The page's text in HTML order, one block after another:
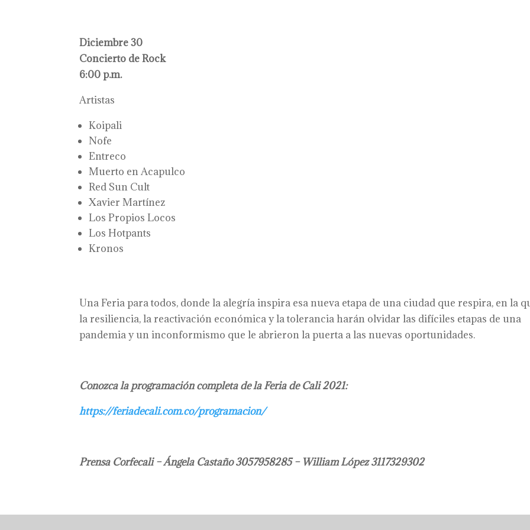
Diciembre 30
Concierto de Rock
6:00 p.m.
Artistas
Koipali
Nofe
Entreco
Muerto en Acapulco
Red Sun Cult
Xavier Martínez
Los Propios Locos
Los Hotpants
Kronos
Una Feria para todos, donde la alegría inspira esa nueva etapa de una ciudad que respira, en la
la resiliencia, la reactivación económica y la tolerancia harán olvidar las difíciles etapas de una
pandemia y un inconformismo que le abrieron la puerta a las nuevas oportunidades.
Conozca la programación completa de la Feria de Cali 2021:
https://feriadecali.com.co/programacion/
Prensa Corfecali – Ángela Castaño 3057958285 – William López 3117329302